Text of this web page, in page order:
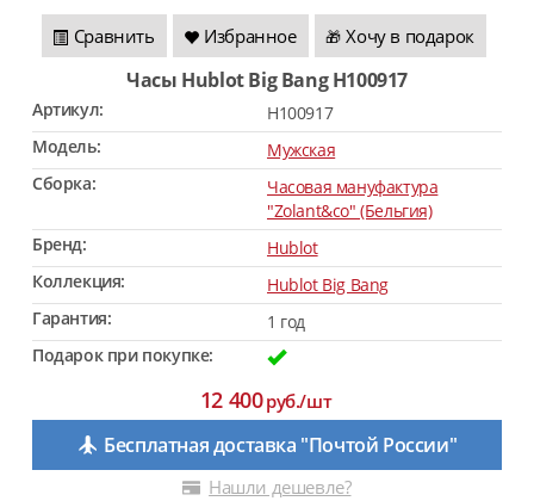
Сравнить Избранное 🎁 Хочу в подарок
Часы Hublot Big Bang H100917
Артикул:
H100917
Модель:
Мужская
Сборка:
Часовая мануфактура
"Zolant&co" (Бельгия)
Бренд:
Hublot
Коллекция:
Hublot Big Bang
Гарантия:
1 год
Подарок при покупке:
12 400руб./шт
Бесплатная доставка "Почтой России"
Нашли дешевле?